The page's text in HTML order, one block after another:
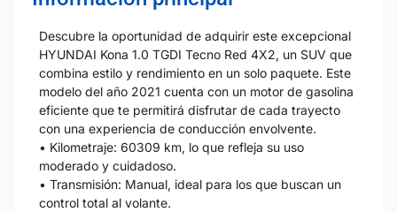
Descubre la oportunidad de adquirir este excepcional
HYUNDAI Kona 1.0 TGDI Tecno Red 4X2, un SUV que
combina estilo y rendimiento en un solo paquete. Este
modelo del año 2021 cuenta con un motor de gasolina
eficiente que te permitirá disfrutar de cada trayecto
con una experiencia de conducción envolvente.
• Kilometraje: 60309 km, lo que refleja su uso
moderado y cuidadoso.
• Transmisión: Manual, ideal para los que buscan un
control total al volante.